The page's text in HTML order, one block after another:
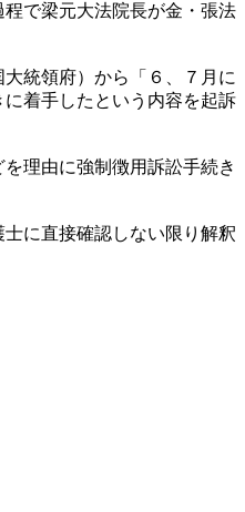
で梁元大法院長が金・張法
統領府）から「６、７月に
着手したという内容を起訴
理由に強制徴用訴訟手続き
に直接確認しない限り解釈